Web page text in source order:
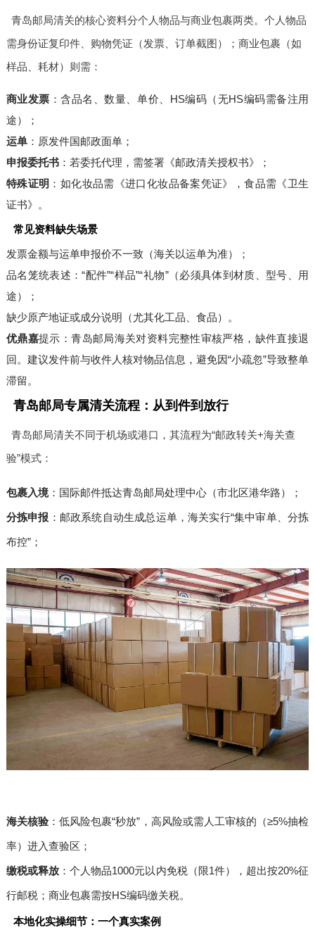
青岛邮局清关的核心资料分个人物品与商业包裹两类。个人物品
需身份证复印件、购物凭证（发票、订单截图）；商业包裹（如
样品、耗材）则需：
商业发票 ：含品名、数量、单价、HS编码（无HS编码需备注用
途）；
运单：原发件国邮政面单；
申报委托书：若委托代理，需签署《邮政清关授权书》；
特殊证明 ：如化妆品需《进口化妆品备案凭证》，食品需《卫生
证书》。
常见资料缺失场景
发票金额与运单申报价不一致（海关以运单为准）；
品名笼统表述：“配件”“样品”“礼物”（必须具体到材质、型号、用
途）；
缺少原产地证或成分说明（尤其化工品、食品）。
优鼎嘉提示：青岛邮局海关对资料完整性审核严格，缺件直接退
回。建议发件前与收件人核对物品信息，避免因“小疏忽”导致整单
滞留。
青岛邮局专属清关流程：从到件到放行
青岛邮局清关不同于机场或港口，其流程为“邮政转关+海关查
验”模式：
包裹入境：国际邮件抵达青岛邮局处理中心（市北区港华路）；
分拣申报 ：邮政系统自动生成总运单，海关实行“集中审单、分拣
布控”；
海关核验：低风险包裹“秒放”，高风险或需人工审核的（≥5%抽检
率）进入查验区；
缴税或释放 ：个人物品1000元以内免税（限1件），超出按20%征
行邮税；商业包裹需按HS编码缴关税。
本地化实操细节：一个真实案例